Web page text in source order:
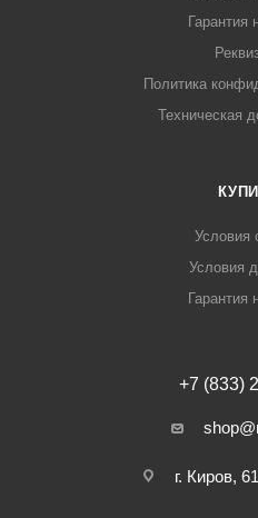
Гарантия
Политика
Техническая
Условия
Условия
Гарантия
+7 (833)
г. Киров,